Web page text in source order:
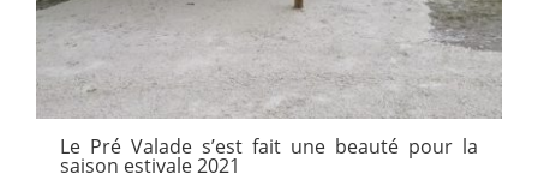
Le Pré Valade s’est fait une beauté pour la
saison estivale 2021